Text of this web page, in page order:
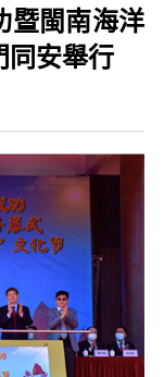
暨閩南海洋
同安舉行